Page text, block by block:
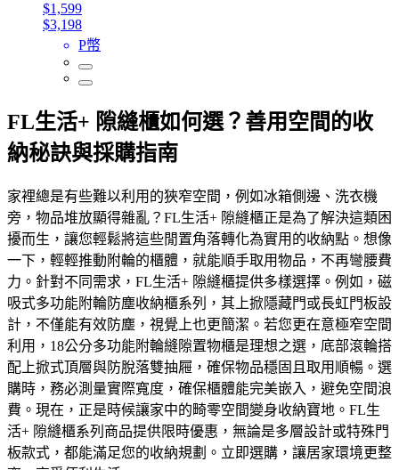
$1,599
$3,198
P幣
FL生活+ 隙縫櫃如何選？善用空間的收
納秘訣與採購指南
家裡總是有些難以利用的狹窄空間，例如冰箱側邊、洗衣機
旁，物品堆放顯得雜亂？FL生活+ 隙縫櫃正是為了解決這類困
擾而生，讓您輕鬆將這些閒置角落轉化為實用的收納點。想像
一下，輕輕推動附輪的櫃體，就能順手取用物品，不再彎腰費
力。針對不同需求，FL生活+ 隙縫櫃提供多樣選擇。例如，磁
吸式多功能附輪防塵收納櫃系列，其上掀隱藏門或長虹門板設
計，不僅能有效防塵，視覺上也更簡潔。若您更在意極窄空間
利用，18公分多功能附輪縫隙置物櫃是理想之選，底部滾輪搭
配上掀式頂層與防脫落雙抽屜，確保物品穩固且取用順暢。選
購時，務必測量實際寬度，確保櫃體能完美嵌入，避免空間浪
費。現在，正是時候讓家中的畸零空間變身收納寶地。FL生
活+ 隙縫櫃系列商品提供限時優惠，無論是多層設計或特殊門
板款式，都能滿足您的收納規劃。立即選購，讓居家環境更整